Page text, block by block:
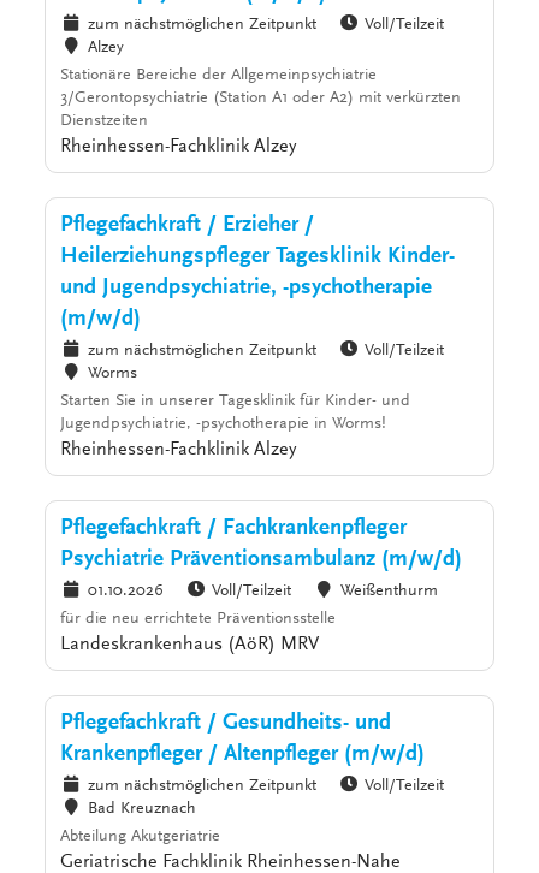
zum nächstmöglichen Zeitpunkt
Voll/Teilzeit
Alzey
Stationäre Bereiche der Allgemeinpsychiatrie
3/Gerontopsychiatrie (Station A1 oder A2) mit verkürzten
Dienstzeiten
Rheinhessen-Fachklinik Alzey
Pflegefachkraft / Erzieher /
Heilerziehungspfleger Tagesklinik Kinder-
und Jugendpsychiatrie, -psychotherapie
(m/w/d)
zum nächstmöglichen Zeitpunkt
Voll/Teilzeit
Worms
Starten Sie in unserer Tagesklinik für Kinder- und
Jugendpsychiatrie, -psychotherapie in Worms!
Rheinhessen-Fachklinik Alzey
Pflegefachkraft / Fachkrankenpfleger
Psychiatrie Präventionsambulanz (m/w/d)
01.10.2026 Voll/Teilzeit
Weißenthurm
für die neu errichtete Präventionsstelle
Landeskrankenhaus (AöR) MRV
Pflegefachkraft / Gesundheits- und
Krankenpfleger / Altenpfleger (m/w/d)
zum nächstmöglichen Zeitpunkt
Voll/Teilzeit
Bad Kreuznach
Abteilung Akutgeriatrie
Geriatrische Fachklinik Rheinhessen-Nahe